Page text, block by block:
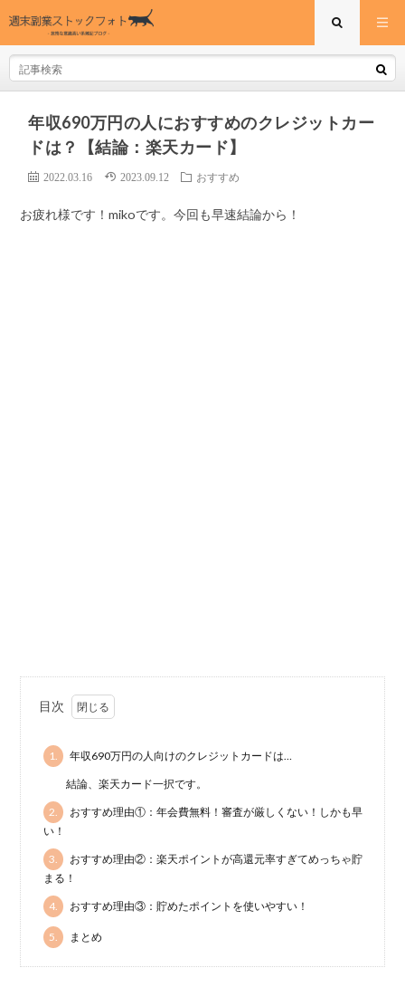
年収690万円の人におすすめのクレジットカー
ドは？【結論：楽天カード】
2022.03.16 2023.09.12 おすすめ
お疲れ様です！mikoです。今回も早速結論から！
目次
1. 年収690万円の人向けのクレジットカードは…
結論、楽天カード一択です。
2.
おすすめ理由①：年会費無料！審査が厳しくない！しかも早
い！
3.
おすすめ理由②：楽天ポイントが高還元率すぎてめっちゃ貯
まる！
4. おすすめ理由③：貯めたポイントを使いやすい！
5. まとめ